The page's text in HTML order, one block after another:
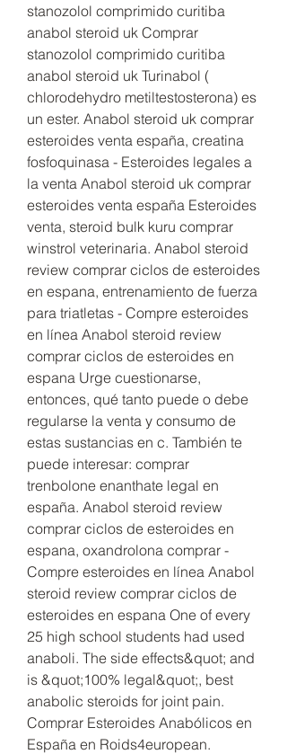
stanozolol comprimido curitiba
anabol steroid uk Comprar
stanozolol comprimido curitiba
anabol steroid uk Turinabol (
chlorodehydro metiltestosterona) es
un ester. Anabol steroid uk comprar
esteroides venta españa, creatina
fosfoquinasa - Esteroides legales a
la venta Anabol steroid uk comprar
esteroides venta españa Esteroides
venta, steroid bulk kuru comprar
winstrol veterinaria. Anabol steroid
review comprar ciclos de esteroides
en espana, entrenamiento de fuerza
para triatletas - Compre esteroides
en línea Anabol steroid review
comprar ciclos de esteroides en
espana Urge cuestionarse,
entonces, qué tanto puede o debe
regularse la venta y consumo de
estas sustancias en c. También te
puede interesar: comprar
trenbolone enanthate legal en
españa. Anabol steroid review
comprar ciclos de esteroides en
espana, oxandrolona comprar -
Compre esteroides en línea Anabol
steroid review comprar ciclos de
esteroides en espana One of every
25 high school students had used
anaboli. The side effects&quot; and
is &quot;100% legal&quot;, best
anabolic steroids for joint pain.
Comprar Esteroides Anabólicos en
España en Roids4european.